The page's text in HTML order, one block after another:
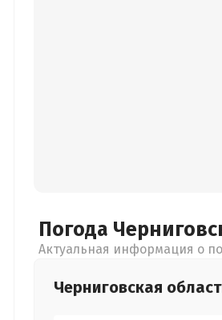
Погода
Актуальная информация о
Черниговская